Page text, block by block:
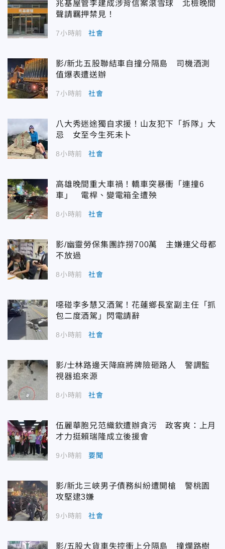
兆基屋管李建成涉背信案滾雪球 北檢晚間
聲請羈押禁見！
7小時前 社會
影/新北五股聯結車自撞分隔島 司機酒測
值爆表遭送辦
7小時前 社會
八大秀迷途獨自求援！山友犯下「拆隊」大
忌 女至今生死未卜
8小時前 社會
高雄晚間重大車禍！轎車突暴衝「連撞6
車」 電桿、變電箱全遭殃
8小時前 社會
影/幽靈勞保集團詐撈700萬 主嫌連父母都
不放過
8小時前 社會
噁碰李多慧又酒駕！花蓮鄉長室副主任「抓
包二度酒駕」閃電請辭
8小時前 社會
影/士林路邊天降麻將牌險砸路人 警調監
視器追來源
8小時前 社會
伍麗華胞兄范織欽遭辦貪污 政客爽：上月
才力挺賴瑞隆成立後援會
9小時前 要聞
影/新北三峽男子債務糾紛遭開槍 警桃園
攻堅逮3嫌
9小時前 社會
影/五股大貨車失控衝上分隔島 撞爛路樹